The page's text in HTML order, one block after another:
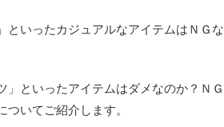
といったカジュアルなアイテムはＮＧな
といったアイテムはダメなのか？ＮＧ
いてご紹介します。